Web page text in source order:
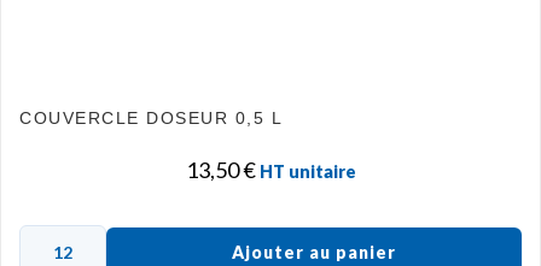
COUVERCLE DOSEUR 0,5 L
13,50€ HT unitaire
Ajouter au panier